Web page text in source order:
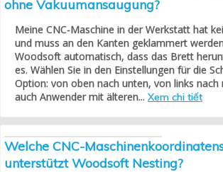
ohne Vakuumansaugung?
Meine CNC-Maschine in der Werkstatt hat
und muss an den Kanten geklammert
Woodsoft automatisch, dass das Brett
es. Wählen Sie in den Einstellungen für die
Option: von oben nach unten, von links nach
auch Anwender mit älteren... Xem chi tiết
Welche CNC-
unterstützt Woodsoft Nesting?